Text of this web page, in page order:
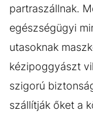
partraszállnak.
egészségügyi
utasoknak
kézipoggyászt
szigorú
szállítják őket a